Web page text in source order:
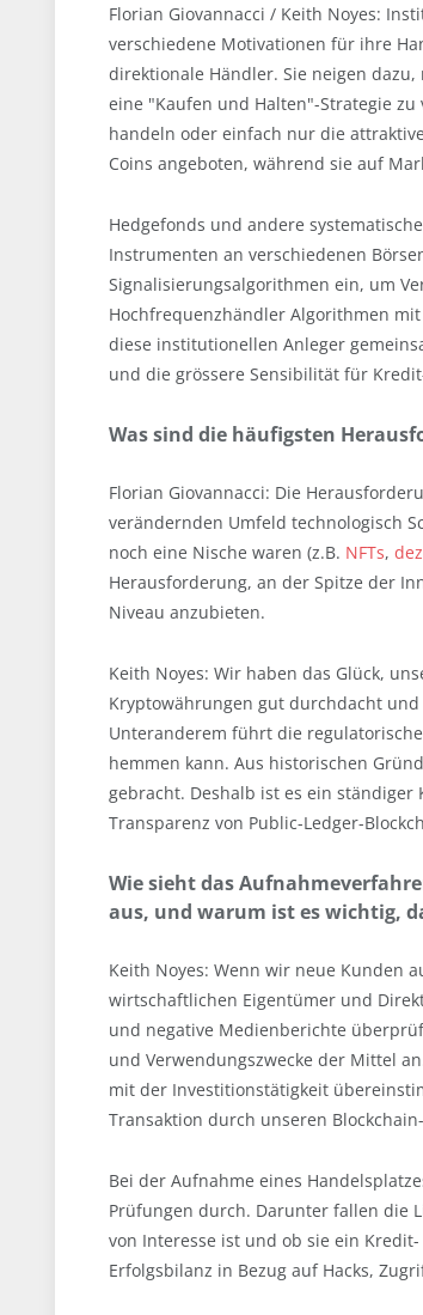
Florian Giovannacci / Keith Noyes:
verschiedene Motivationen für ihre
direktionale Händler. Sie neigen
eine "Kaufen und Halten"-Strategie
handeln oder einfach nur die
Coins angeboten, während sie auf
Hedgefonds und andere
Instrumenten an verschiedenen
Signalisierungsalgorithmen ein, um
Hochfrequenzhändler Algorithmen
diese institutionellen Anleger
und die grössere Sensibilität für
Was sind die häufigsten
Florian Giovannacci: Die
verändernden Umfeld technologisch
noch eine Nische waren (z.B. NFTs,
Herausforderung, an der Spitze der
Niveau anzubieten.
Keith Noyes: Wir haben das Glück,
Kryptowährungen gut durchdacht
Unteranderem führt die
hemmen kann. Aus historischen
gebracht. Deshalb ist es ein
Transparenz von Public-Ledger-
Wie sieht das
aus, und warum ist es wichtig,
Keith Noyes: Wenn wir neue Kunden
wirtschaftlichen Eigentümer und
und negative Medienberichte
und Verwendungszwecke der Mittel
mit der Investitionstätigkeit
Transaktion durch unseren
Bei der Aufnahme eines
Prüfungen durch. Darunter fallen die
von Interesse ist und ob sie ein
Erfolgsbilanz in Bezug auf Hacks,